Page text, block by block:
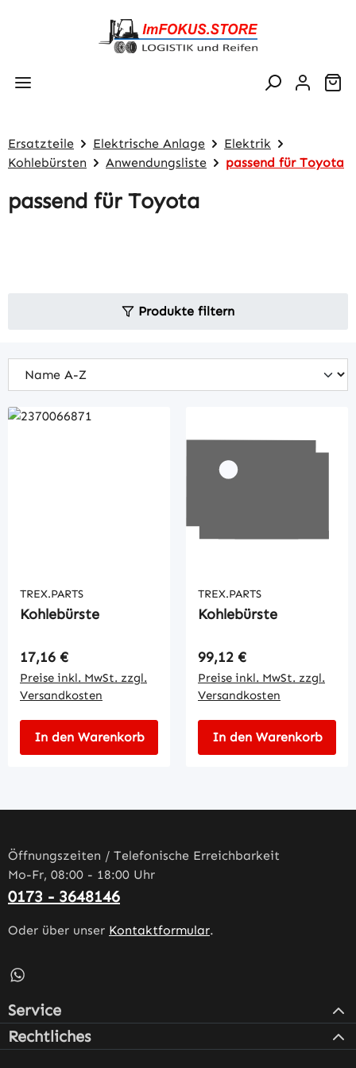
Zum Hauptinhalt springen
Ersatzteile Elektrische Anlage
Elektrik
Kohlebürsten
Anwendungsliste passend für Toyota
passend für Toyota
Produkte filtern
TREX.PARTS
Kohlebürste
Regulärer Preis:
17,16 €
Preise inkl. MwSt. zzgl.
Versandkosten
In den Warenkorb
TREX.PARTS
Kohlebürste
Regulärer Preis:
99,12 €
Preise inkl. MwSt. zzgl.
Versandkosten
In den Warenkorb
Öffnungszeiten / Telefonische Erreichbarkeit
Mo-Fr, 08:00 - 18:00 Uhr
0173 - 3648146
Oder über unser Kontaktformular.
Schreib uns auf WhatsApp – öffnet in neuem Tab
Service
Rechtliches